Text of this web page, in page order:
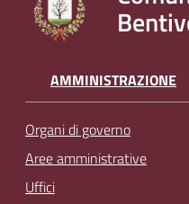
Tutti
gli
AMMINISTRAZIONE
Organi di governo
Aree amministrative
Uffici